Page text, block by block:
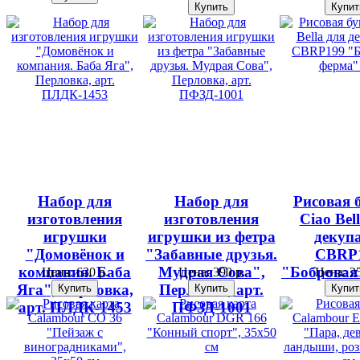
Набор для
изготовления
игрушки
"Домовёнок и
компания. Баба
Яга", Перловка,
арт. ПЛДК-1453
Цена:630 р.
Набор для
изготовления
игрушки из фетра
"Забавные друзья.
Мудрая Сова",
Перловка, арт.
ПФЗД-1001
Цена:390 р.
Рисовая
Ciao
А4
Цена: